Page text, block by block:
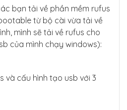
bạn tải về phần mềm rufus
từ bộ cài vừa tải về
mình sẽ tải về rufus cho
của mình chạy windows):
và cấu hình tạo usb với 3